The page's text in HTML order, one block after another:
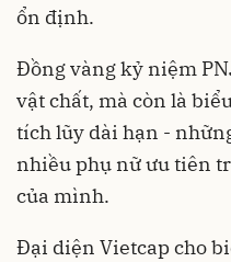
ổn định.
Đồng vàng kỷ niệm
vật chất, mà còn là
tích lũy dài hạn -
nhiều phụ nữ ưu tiên
của mình.
Đại diện Vietcap cho